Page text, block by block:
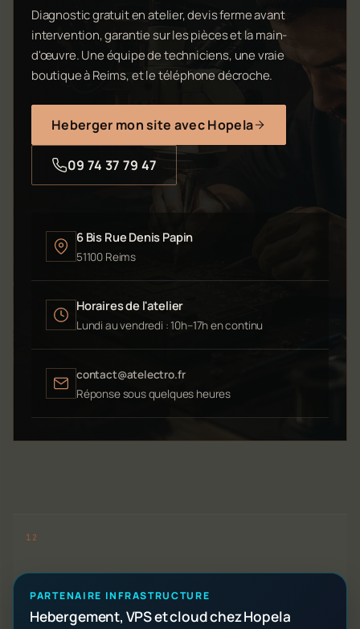
Diagnostic gratuit en atelier, devis ferme avant
intervention, garantie sur les pièces et la main-
d'œuvre. Une équipe de techniciens, une vraie
boutique à Reims, et le téléphone décroche.
Heberger mon site avec Hopela
09 74 37 79 47
6 Bis Rue Denis Papin
51100 Reims
Horaires de l'atelier
Lundi au vendredi : 10h–17h en continu
contact@atelectro.fr
Réponse sous quelques heures
PARTENAIRE INFRASTRUCTURE
Hebergement, VPS et cloud chez Hopela